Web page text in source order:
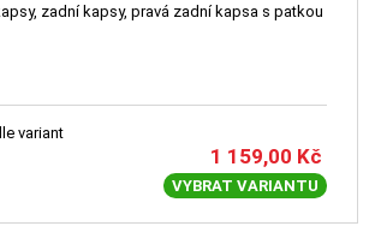
zadní kapsy, pravá zadní kapsa s patkou
variant
1 159,00 Kč
VYBRAT VARIANTU